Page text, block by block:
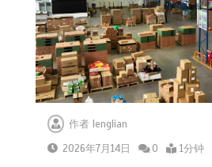
作者 lenglian
2026年7月14日
0 1分钟